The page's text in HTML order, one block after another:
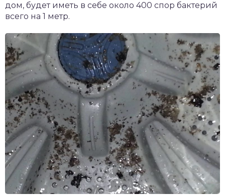
дом, будет иметь в себе около 400 спор бактерий
всего на 1 метр.